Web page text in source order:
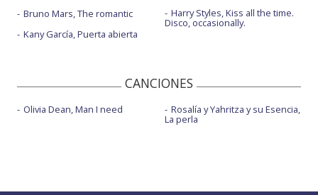
Bruno Mars, The romantic
Kany García, Puerta abierta
Harry Styles, Kiss all the time.
Disco, occasionally.
CANCIONES
Olivia Dean, Man I need Rosalía y Yahritza y su Esencia,
La perla